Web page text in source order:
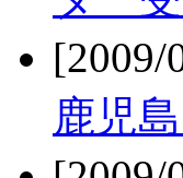
鹿児